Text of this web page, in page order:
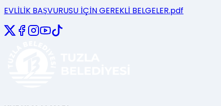
EVLİLİK BAŞVURUSU İÇİN GEREKLİ BELGELER.pdf